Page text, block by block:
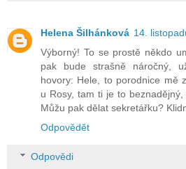
Helena Šilhánková 14.
Výborný! To se prostě někdo
pak bude strašně náročný,
hovory: Hele, to porodnice mě
u Rosy, tam ti je to
Můžu pak dělat sekretářku?
Odpovědět
Odpovědi